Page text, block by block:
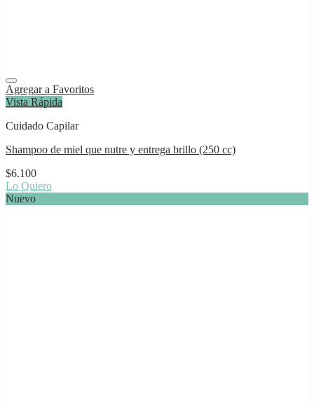
Agregar a Favoritos
Vista Rápida
Cuidado Capilar
Shampoo de miel que nutre y entrega brillo (250 cc)
$6.100
Lo Quiero
Nuevo